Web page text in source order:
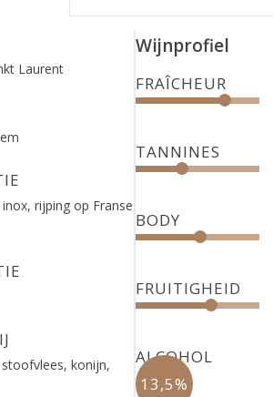
Laurent
rijping op Franse
konijn,
Wijnprofiel
FRAÎCHEUR
TANNINES
BODY
FRUITIGHEID
ALCOHOL
13,5%